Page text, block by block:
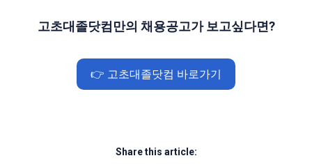
고초대졸닷컴만의 채용공고가 보고싶다면?
👉 고초대졸닷컴 바로가기
Share this article: